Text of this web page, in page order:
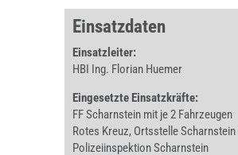
Einsatzdaten
Einsatzleiter:
HBI Ing. Florian Huemer
Eingesetzte Einsatzkräfte:
FF Scharnstein mit je 2 Fahrzeugen
Rotes Kreuz, Ortsstelle Scharnstein
Polizeiinspektion Scharnstein